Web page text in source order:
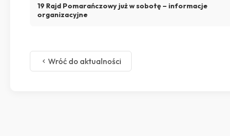
19 Rajd Pomarańczowy już w sobotę – informacje
organizacyjne
Wróć do aktualności